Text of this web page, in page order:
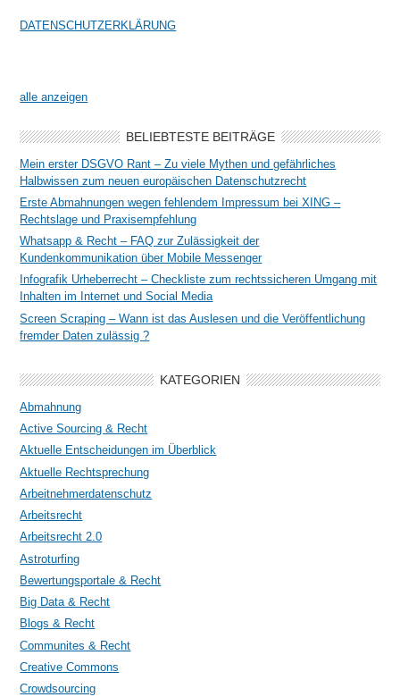
DATENSCHUTZERKLÄRUNG
alle anzeigen
BELIEBTESTE BEITRÄGE
Mein erster DSGVO Rant – Zu viele Mythen und gefährliches
Halbwissen zum neuen europäischen Datenschutzrecht
Erste Abmahnungen wegen fehlendem Impressum bei XING –
Rechtslage und Praxisempfehlung
Whatsapp & Recht – FAQ zur Zulässigkeit der
Kundenkommunikation über Mobile Messenger
Infografik Urheberrecht – Checkliste zum rechtssicheren Umgang mit
Inhalten im Internet und Social Media
Screen Scraping – Wann ist das Auslesen und die Veröffentlichung
fremder Daten zulässig ?
KATEGORIEN
Abmahnung
Active Sourcing & Recht
Aktuelle Entscheidungen im Überblick
Aktuelle Rechtsprechung
Arbeitnehmerdatenschutz
Arbeitsrecht
Arbeitsrecht 2.0
Astroturfing
Bewertungsportale & Recht
Big Data & Recht
Blogs & Recht
Communites & Recht
Creative Commons
Crowdsourcing